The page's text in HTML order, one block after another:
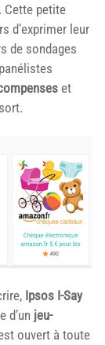
Cette petite
d’exprimer leur
de sondages
et
Ipsos I-Say
d’un jeu-
ouvert à toute